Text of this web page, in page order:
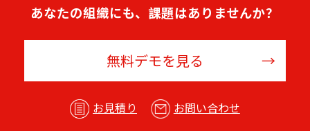
あなたの組織にも、課題はありませんか？
無料デモを見る
お見積り お問い合わせ